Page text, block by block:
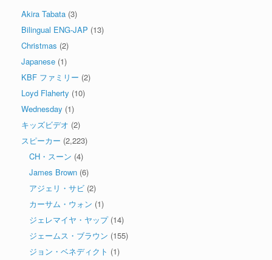
Akira Tabata (3)
Bilingual ENG-JAP (13)
Christmas (2)
Japanese (1)
KBF ファミリー (2)
Loyd Flaherty (10)
Wednesday (1)
キッズビデオ (2)
スピーカー (2,223)
CH・スーン (4)
James Brown (6)
アジェリ・サビ (2)
カーサム・ウォン (1)
ジェレマイヤ・ヤップ(14)
ジェームス・ブラウン (155)
ジョン・ベネディクト (1)